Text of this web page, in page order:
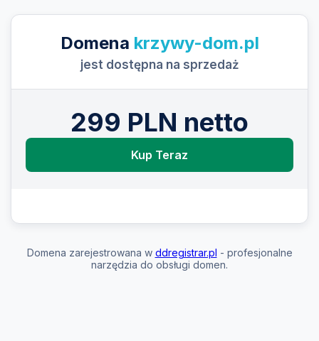
Domena krzywy-dom.pl
jest dostępna na sprzedaż
299 PLN netto
Kup Teraz
Domena zarejestrowana w ddregistrar.pl - profesjonalne
narzędzia do obsługi domen.